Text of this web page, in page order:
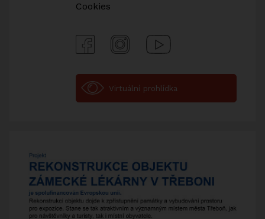
Cookies
Virtuální prohlídka